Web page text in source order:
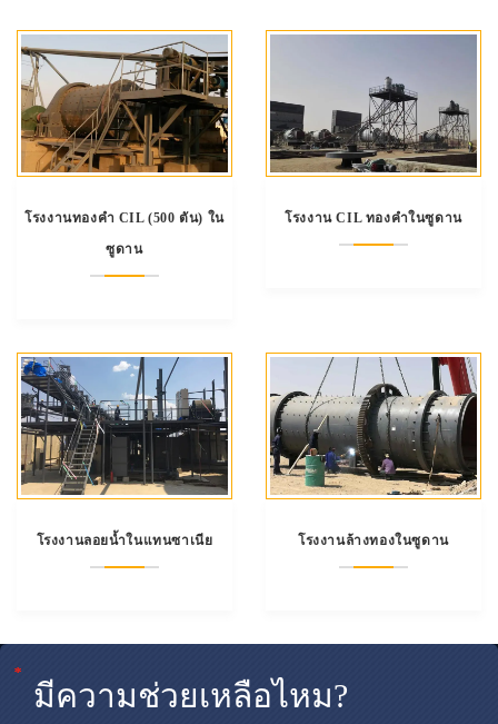
โรงงานทองคำ CIL (500 ตัน) ใน
ซูดาน
โรงงาน CIL ทองคำในซูดาน
โรงงานลอยน้ำในแทนซาเนีย โรงงานล้างทองในซูดาน
มีความช่วยเหลือไหม?
*
*
*